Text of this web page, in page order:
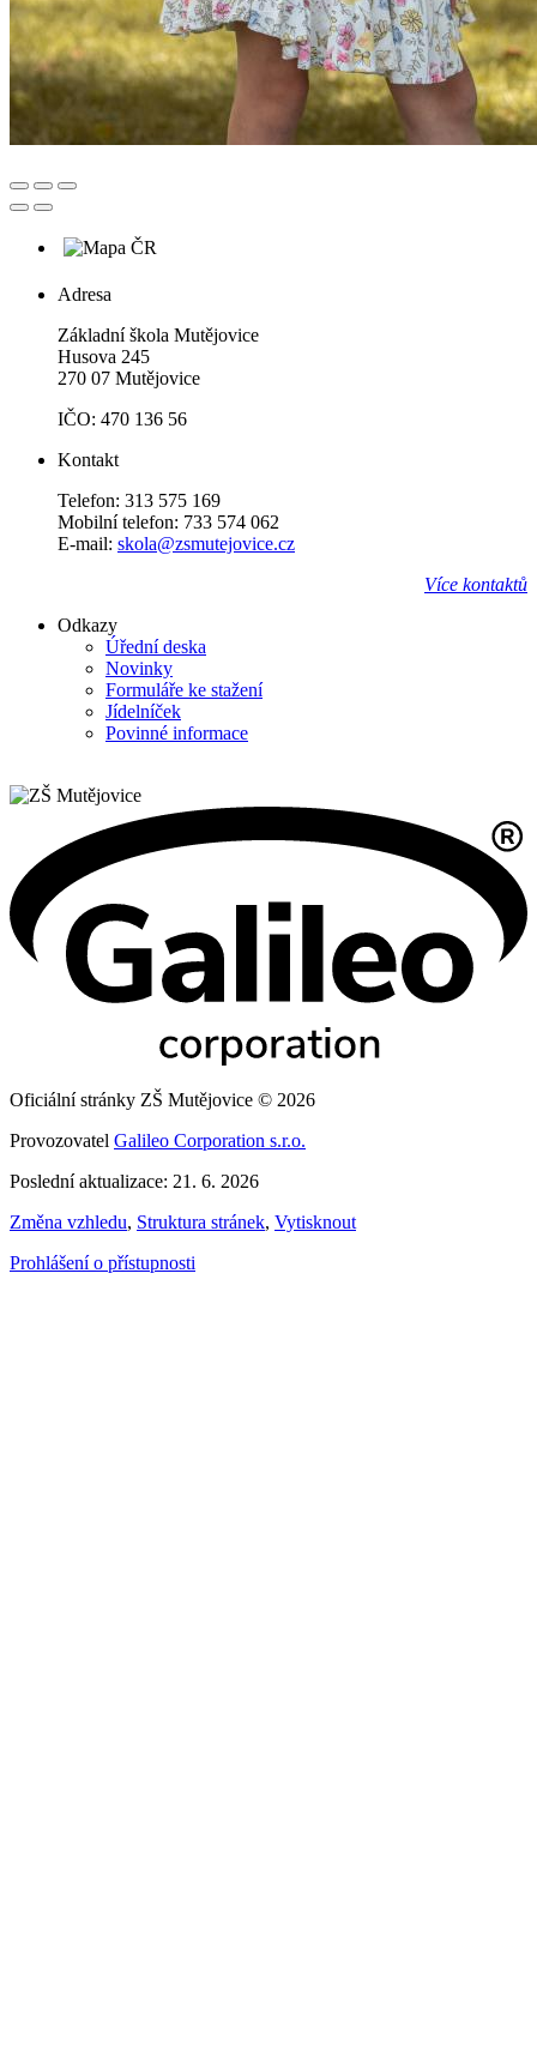
Adresa
Základní škola Mutějovice
Husova 245
270 07 Mutějovice
IČO: 470 136 56
Kontakt
Telefon: 313 575 169
Mobilní telefon: 733 574 062
E-mail: skola@zsmutejovice.cz
Více kontaktů
Odkazy
Úřední deska
Novinky
Formuláře ke stažení
Jídelníček
Povinné informace
Oficiální stránky ZŠ Mutějovice © 2026
Provozovatel Galileo Corporation s.r.o.
Poslední aktualizace: 21. 6. 2026
Změna vzhledu, Struktura stránek, Vytisknout
Prohlášení o přístupnosti